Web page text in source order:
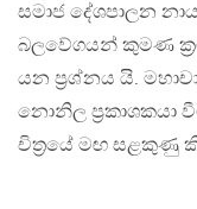
සමාජ දේශපාලන
බලවේගයන් කුමණ
යන ප්‍රශ්නය යි.
නොනිල ප්‍රකාශකයා
චිත්‍රයේ මඟ සළකුණු